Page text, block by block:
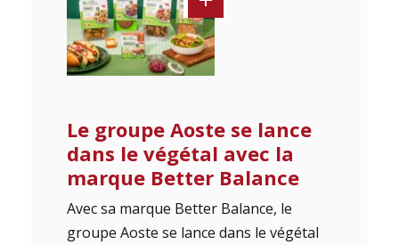
Le groupe Aoste se lance
dans le végétal avec la
marque Better Balance
Avec sa marque Better Balance, le
groupe Aoste se lance dans le végétal